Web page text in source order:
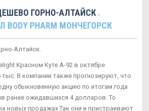
ДЕШЕВО ГОРНО-АЛТАЙСК .
BODY PHARM МОНЧЕГОРСК
Алтайск.
Красном Куте А-92 в октябре
тыс. В компании также прогнозируют, что
обыкновенную акцию по итогам года
ранее ожидавшихся 4 долларов. То
новых продажах Так они и пристраивают